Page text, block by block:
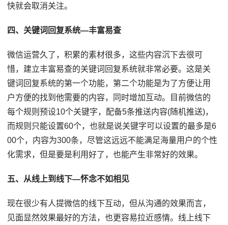
快就会取消关注。
四、关键词回复系统—丰富易查
微信运营久了，积累的素材很多，这些内容沉下去很可
惜，建立丰富易查的关键词回复系统就非常必要。这是关
键词回复系统的第一个功能，第二个功能是为了方便让用
户方便的找到他需要的内容，同时增加互动。目前微信的
每个规则预设10个关键字，配备5条推送内容(随机推送)，
而规则只能设置60个，也就是说关键字可以设置的最多是6
00个，内容为300条，尽管这远远不能满足海量用户的个性
化需求，但是要是利用好了，也能产生非常好的效果。
五、从线上到线下—怀念不如相见
现在很少有人提微信的线下互动，但从沟通的效果而言，
见面显然效果最好的方法，也更容易拉近感情。线上线下